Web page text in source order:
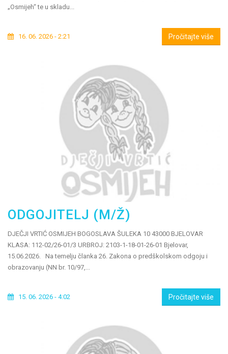
„Osmijeh“ te u skladu...
16. 06. 2026 - 2:21 Pročitajte više
ODGOJITELJ (M/Ž)
DJEČJI VRTIĆ OSMIJEH BOGOSLAVA ŠULEKA 10 43000 BJELOVAR
KLASA: 112-02/26-01/3 URBROJ: 2103-1-18-01-26-01 Bjelovar,
15.06.2026. Na temelju članka 26. Zakona o predškolskom odgoju i
obrazovanju (NN br. 10/97,...
15. 06. 2026 - 4:02 Pročitajte više